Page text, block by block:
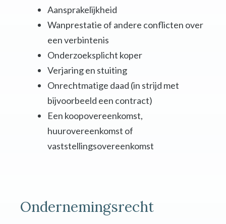
Aansprakelijkheid
Wanprestatie of andere conflicten over
een verbintenis
Onderzoeksplicht koper
Verjaring en stuiting
Onrechtmatige daad (in strijd met
bijvoorbeeld een contract)
Een koopovereenkomst,
huurovereenkomst of
vaststellingsovereenkomst
Ondernemingsrecht